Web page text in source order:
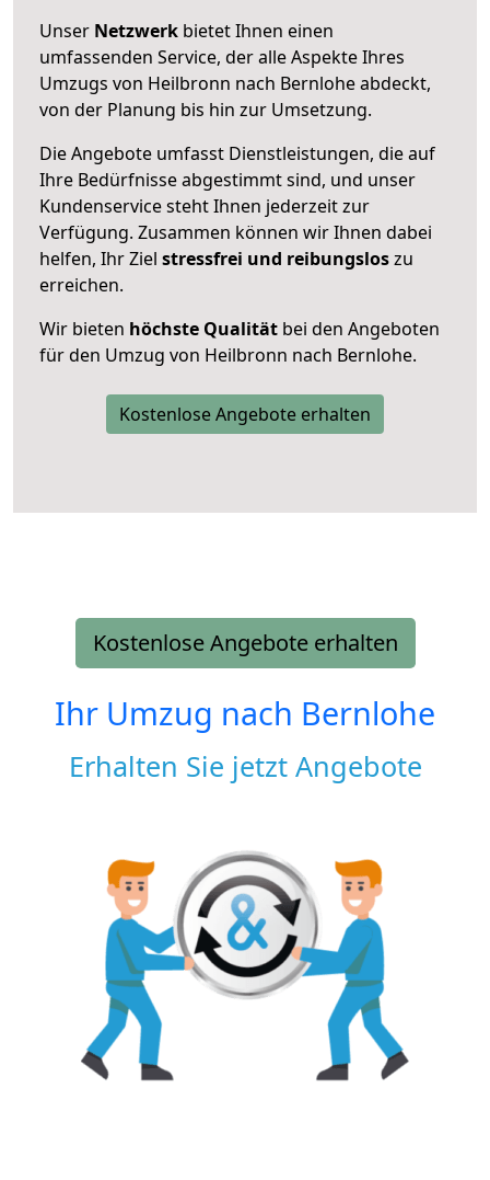
Unser Netzwerk bietet Ihnen einen
umfassenden Service, der alle Aspekte Ihres
Umzugs von Heilbronn nach Bernlohe abdeckt,
von der Planung bis hin zur Umsetzung.
Die Angebote umfasst Dienstleistungen, die auf
Ihre Bedürfnisse abgestimmt sind, und unser
Kundenservice steht Ihnen jederzeit zur
Verfügung. Zusammen können wir Ihnen dabei
helfen, Ihr Ziel stressfrei und reibungsloszu
erreichen.
Wir bieten höchste Qualität bei den Angeboten
für den Umzug von Heilbronn nach Bernlohe.
Kostenlose Angebote erhalten
Kostenlose Angebote erhalten
Ihr Umzug nach Bernlohe
Erhalten Sie jetzt Angebote